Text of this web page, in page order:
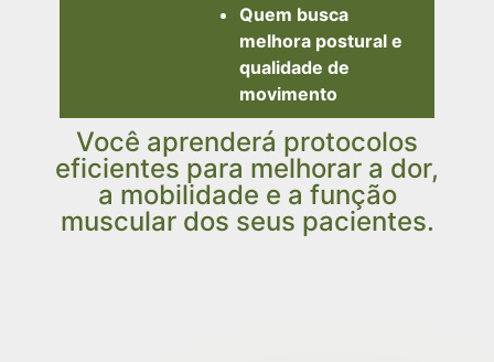
Quem busca
melhora postural e
qualidade de
movimento
Você aprenderá protocolos
eficientes para melhorar a dor,
a mobilidade e a função
muscular dos seus pacientes.